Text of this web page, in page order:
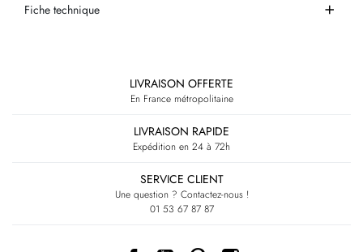
Fiche technique
LIVRAISON OFFERTE
En France métropolitaine
LIVRAISON RAPIDE
Expédition en 24 à 72h
SERVICE CLIENT
Une question ? Contactez-nous !
01 53 67 87 87